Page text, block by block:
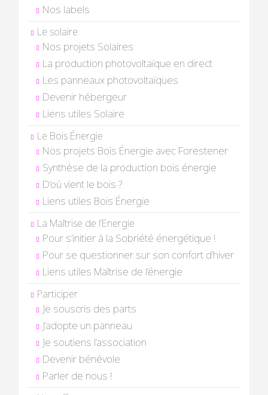
Nos labels
Le solaire
Nos projets Solaires
La production photovoltaïque en direct
Les panneaux photovoltaïques
Devenir hébergeur
Liens utiles Solaire
Le Bois Énergie
Nos projets Bois Énergie avec Forestener
Synthèse de la production bois énergie
D’où vient le bois ?
Liens utiles Bois Énergie
La Maîtrise de l’Energie
Pour s’initier à la Sobriété énergétique !
Pour se questionner sur son confort d’hiver
Liens utiles Maîtrise de l’énergie
Participer
Je souscris des parts
J’adopte un panneau
Je soutiens l’association
Devenir bénévole
Parler de nous !